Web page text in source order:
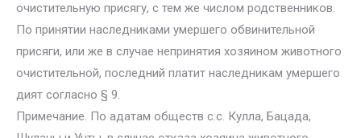
очистительную присягу, с тем же числом родственников.
По принятии наследниками умершего обвинительной
присяги, или же в случае непринятия хозяином животного
очистительной, последний платит наследникам умершего
дият согласно § 9.
Примечание. По адатам обществ с.с. Кулла, Бацада,